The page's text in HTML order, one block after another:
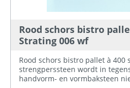
Rood schors bistro
Strating 006 wf
Rood schors bistro pallet à 400
strengperssteen wordt in
handvorm- en vormbaksteen